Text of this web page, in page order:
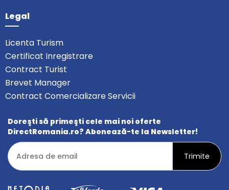
Legal
Licenta Turism
Certificat Inregistrare
Contract Turist
Brevet Manager
Contract Comercializare Servicii
Doreşti să primeşti cele mai noi oferte
DirectRomania.ro? Abonează-te la Newsletter!